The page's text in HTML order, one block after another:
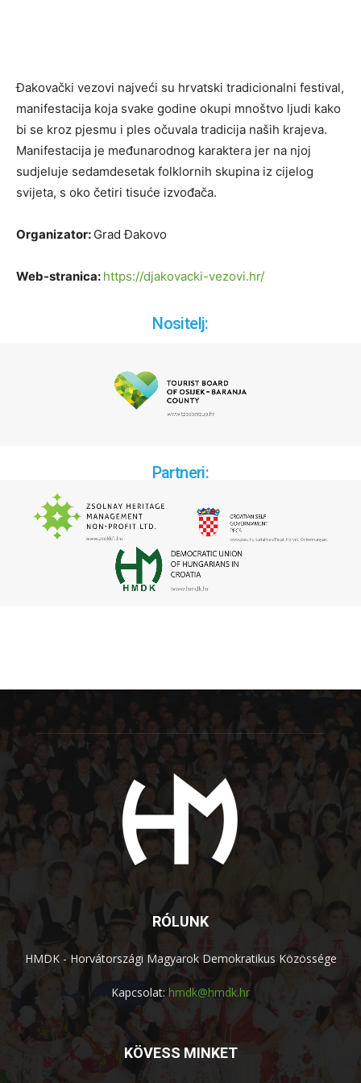
Đakovački vezovi najveći su hrvatski tradicionalni festival,
manifestacija koja svake godine okupi mnoštvo ljudi kako
bi se kroz pjesmu i ples očuvala tradicija naših krajeva.
Manifestacija je međunarodnog karaktera jer na njoj
sudjeluje sedamdesetak folklornih skupina iz cijelog
svijeta, s oko četiri tisuće izvođača.
Organizator: Grad Đakovo
Web-stranica: https://djakovacki-vezovi.hr/
Nositelj:
Partneri:
RÓLUNK
HMDK - Horvátországi Magyarok Demokratikus Közössége
Kapcsolat: hmdk@hmdk.hr
KÖVESS MINKET